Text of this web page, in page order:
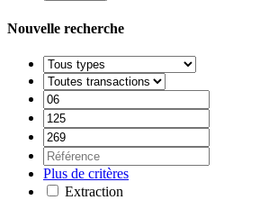
Nouvelle recherche
Plus de critères
Extraction